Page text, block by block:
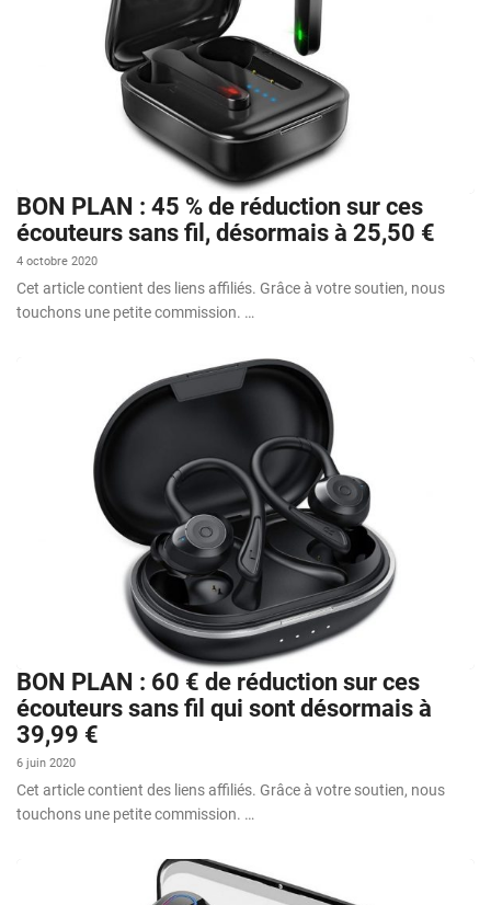
BON PLAN : 45 % de réduction sur ces
écouteurs sans fil, désormais à 25,50 €
4 octobre 2020
Cet article contient des liens affiliés. Grâce à votre soutien, nous
touchons une petite commission. …
BON PLAN : 60 € de réduction sur ces
écouteurs sans fil qui sont désormais à
39,99 €
6 juin 2020
Cet article contient des liens affiliés. Grâce à votre soutien, nous
touchons une petite commission. …